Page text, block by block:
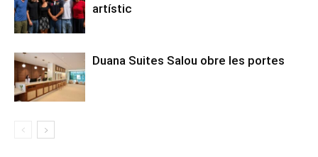
artístic
Duana Suites Salou obre les portes